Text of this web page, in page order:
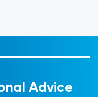
Advice